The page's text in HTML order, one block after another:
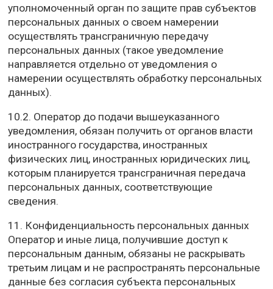
уполномоченный орган по защите прав субъектов
персональных данных о своем намерении
осуществлять трансграничную передачу
персональных данных (такое уведомление
направляется отдельно от уведомления о
намерении осуществлять обработку персональных
данных).
10.2. Оператор до подачи вышеуказанного
уведомления, обязан получить от органов власти
иностранного государства, иностранных
физических лиц, иностранных юридических лиц,
которым планируется трансграничная передача
персональных данных, соответствующие
сведения.
11. Конфиденциальность персональных данных
Оператор и иные лица, получившие доступ к
персональным данным, обязаны не раскрывать
третьим лицам и не распространять персональные
данные без согласия субъекта персональных